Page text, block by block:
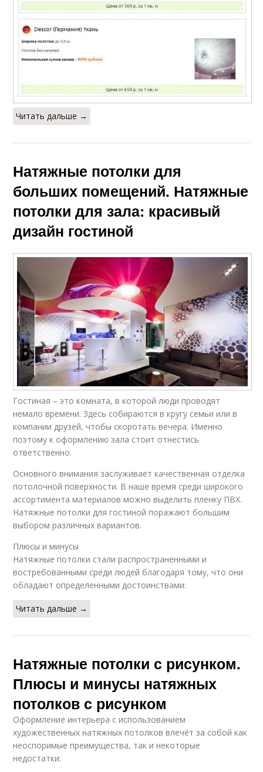
Читать дальше →
Натяжные потолки для
больших помещений. Натяжные
потолки для зала: красивый
дизайн гостиной
Гостиная – это комната, в которой люди проводят
немало времени. Здесь собираются в кругу семьи или в
компании друзей, чтобы скоротать вечера. Именно
поэтому к оформлению зала стоит отнестись
ответственно.
Основного внимания заслуживает качественная отделка
потолочной поверхности. В наше время среди широкого
ассортимента материалов можно выделить пленку ПВХ.
Натяжные потолки для гостиной поражают большим
выбором различных вариантов.
Плюсы и минусы
Натяжные потолки стали распространенными и
востребованными среди людей благодаря тому, что они
обладают определенными достоинствами:
Читать дальше →
Натяжные потолки с рисунком.
Плюсы и минусы натяжных
потолков с рисунком
Оформление интерьера с использованием
художественных натяжных потолков влечёт за собой как
неоспоримые преимущества, так и некоторые
недостатки: